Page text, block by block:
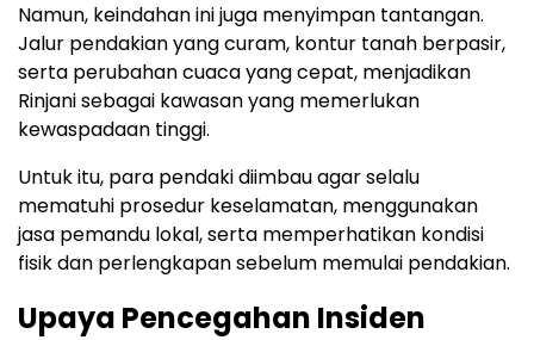
Namun, keindahan ini juga menyimpan tantangan.
Jalur pendakian yang curam, kontur tanah berpasir,
serta perubahan cuaca yang cepat, menjadikan
Rinjani sebagai kawasan yang memerlukan
kewaspadaan tinggi.
Untuk itu, para pendaki diimbau agar selalu
mematuhi prosedur keselamatan, menggunakan
jasa pemandu lokal, serta memperhatikan kondisi
fisik dan perlengkapan sebelum memulai pendakian.
Upaya Pencegahan Insiden